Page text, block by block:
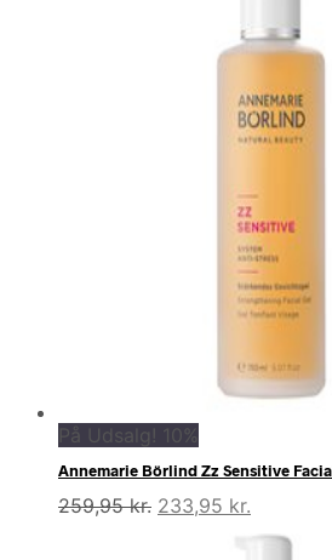
På Udsalg! 10%
Annemarie Börlind Zz Sensitive
259,95kr. Den
233,95 kr.